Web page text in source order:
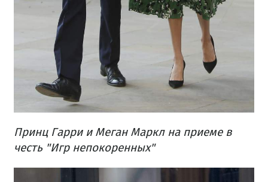
Принц Гарри и Меган Маркл на приеме в
честь "Игр непокоренных"